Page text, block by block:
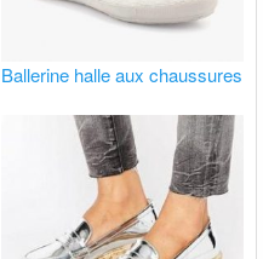
Ballerine halle aux chaussures